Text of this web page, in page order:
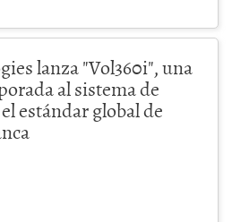
lanza "Vol360i", una
al sistema de
estándar global de